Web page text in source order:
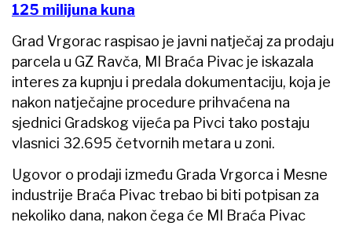
125 milijuna kuna
Grad Vrgorac raspisao je javni natječaj za prodaju
parcela u GZ Ravča, MI Braća Pivac je iskazala
interes za kupnju i predala dokumentaciju, koja je
nakon natječajne procedure prihvaćena na
sjednici Gradskog vijeća pa Pivci tako postaju
vlasnici 32.695 četvornih metara u zoni.
Ugovor o prodaji između Grada Vrgorca i Mesne
industrije Braća Pivac trebao bi biti potpisan za
nekoliko dana, nakon čega će MI Braća Pivac